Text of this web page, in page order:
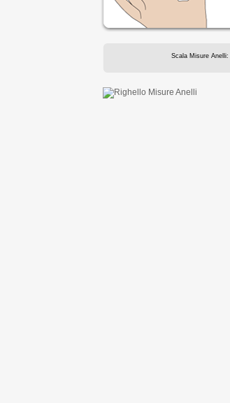
Scala Misure Anelli: